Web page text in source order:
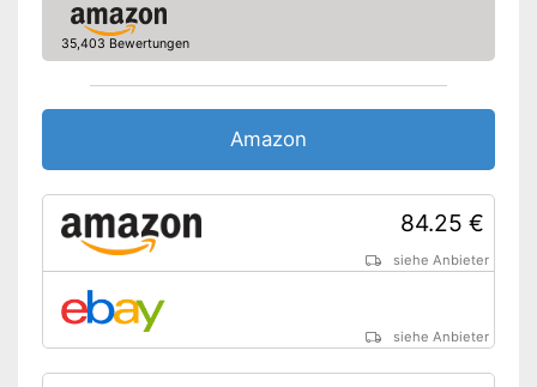
Gepolsterte Armlehne
Belastbarkeit maximal
Lässt sich falten
Rutschfeste Gummifüße
garantieren einen sicheren
Lieferumfang enthalten
Amazon Lieferzeit
35,403 Bewertungen
Amazon
84.25 €
siehe Anbieter
siehe Anbieter